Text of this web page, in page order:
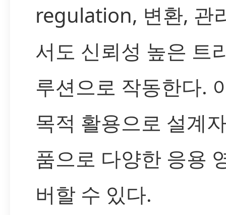
regulation, 변환, 관
서도 신뢰성 높은 트
루션으로 작동한다.
목적 활용으로 설계
품으로 다양한 응용
버할 수 있다.